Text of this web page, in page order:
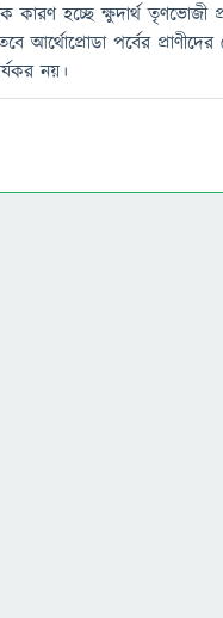
কারণ হচ্ছে ক্ষুদার্থ তৃণভোজী
আর্থোপ্রোডা পর্বের
নয়।